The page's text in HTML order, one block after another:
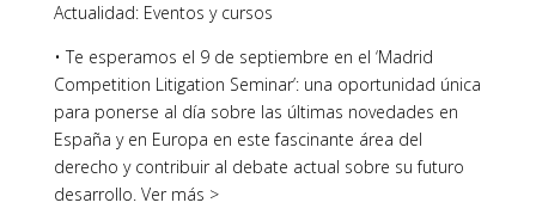
Actualidad: Eventos y cursos
• Te esperamos el 9 de septiembre en el ‘Madrid
Competition Litigation Seminar’: una oportunidad única
para ponerse al día sobre las últimas novedades en
España y en Europa en este fascinante área del
derecho y contribuir al debate actual sobre su futuro
desarrollo. Ver más >